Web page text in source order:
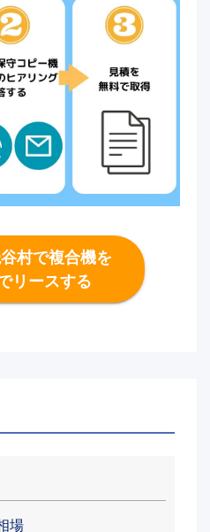
村で複合機を
リースする
場